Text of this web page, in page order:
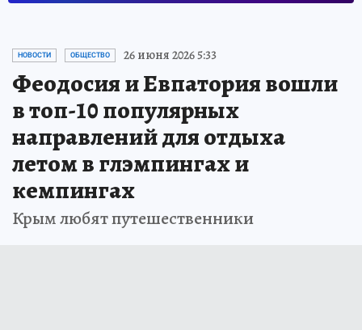
НОВОСТИ ОБЩЕСТВО 26 июня 2026 5:33
Феодосия и Евпатория вошли
в топ-10 популярных
направлений для отдыха
летом в глэмпингах и
кемпингах
Крым любят путешественники